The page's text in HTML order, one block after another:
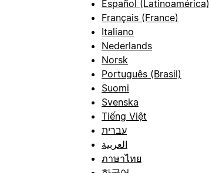
Español (Latinoamérica)
Français (France)
Italiano
Nederlands
Norsk
Português (Brasil)
Suomi
Svenska
Tiếng Việt
עברית
العربية
ภาษาไทย